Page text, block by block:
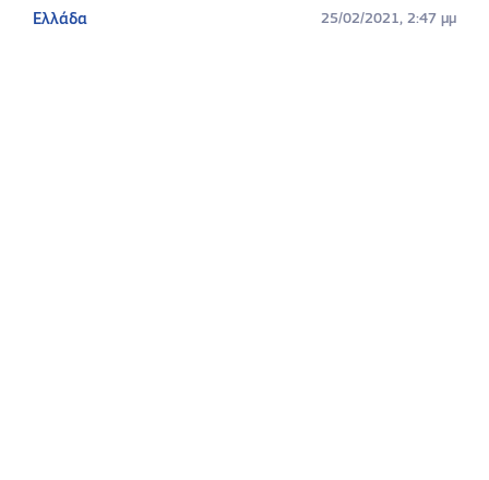
Ελλάδα 25/02/2021, 2:47 μμ